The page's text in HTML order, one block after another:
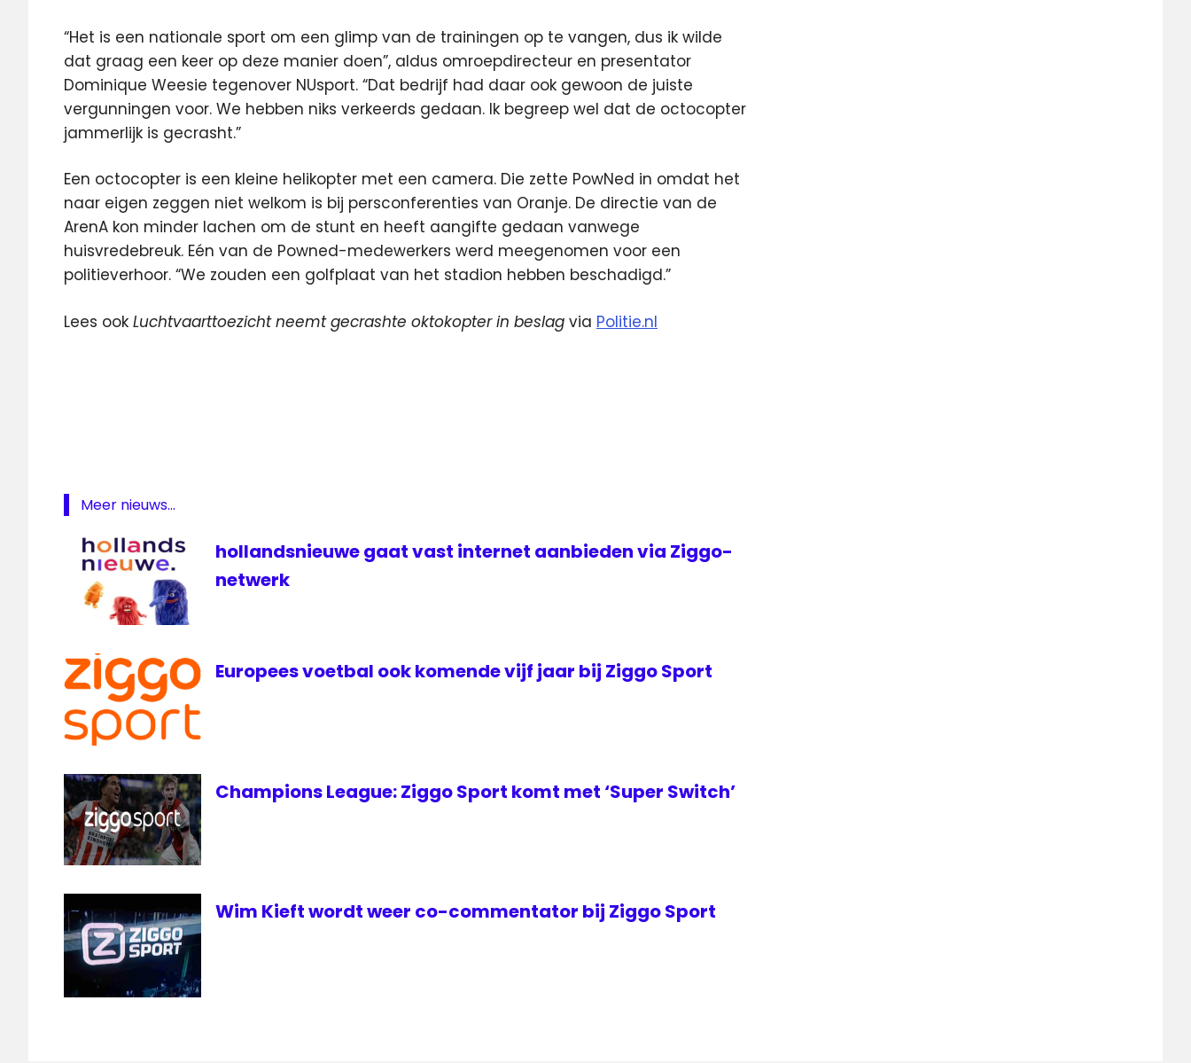
“Het is een nationale sport om een glimp van de trainingen op te vangen, dus ik wilde
dat graag een keer op deze manier doen”, aldus omroepdirecteur en presentator
Dominique Weesie tegenover NUsport. “Dat bedrijf had daar ook gewoon de juiste
vergunningen voor. We hebben niks verkeerds gedaan. Ik begreep wel dat de octocopter
jammerlijk is gecrasht.”
Een octocopter is een kleine helikopter met een camera. Die zette PowNed in omdat het
naar eigen zeggen niet welkom is bij persconferenties van Oranje. De directie van de
ArenA kon minder lachen om de stunt en heeft aangifte gedaan vanwege
huisvredebreuk. Eén van de Powned-medewerkers werd meegenomen voor een
politieverhoor. “We zouden een golfplaat van het stadion hebben beschadigd.”
Lees ook Luchtvaarttoezicht neemt gecrashte oktokopter in beslag via Politie.nl
Meer nieuws...
hollandsnieuwe gaat vast internet aanbieden via Ziggo-
netwerk
Europees voetbal ook komende vijf jaar bij Ziggo Sport
Champions League: Ziggo Sport komt met ‘Super Switch’
Wim Kieft wordt weer co-commentator bij Ziggo Sport